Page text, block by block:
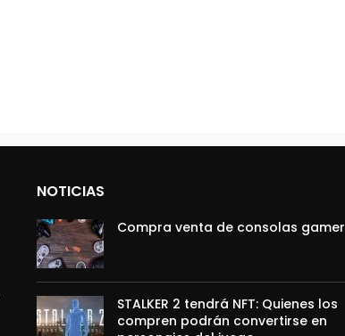
NOTICIAS
Compra venta de consolas gamer
STALKER 2 tendrá NFT: Quienes los
compren podrán convertirse en